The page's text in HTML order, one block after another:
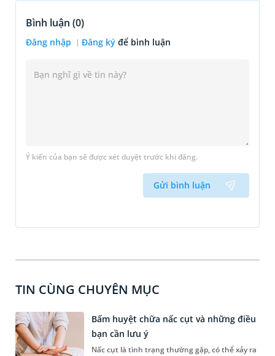
Bình luận (0)
Đăng nhập Đăng ký để bình luận
Ý kiến của bạn sẽ được xét duyệt trước khi đăng.
Gửi bình luận
TIN CÙNG CHUYÊN MỤC
Bấm huyệt chữa nấc cụt và những điều
bạn cần lưu ý
Nấc cụt là tình trạng thường gặp, có thể xảy ra